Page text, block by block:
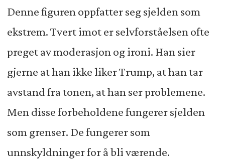
Denne figuren oppfatter seg sjelden som
ekstrem. Tvert imot er selvforståelsen ofte
preget av moderasjon og ironi. Han sier
gjerne at han ikke liker Trump, at han tar
avstand fra tonen, at han ser problemene.
Men disse forbeholdene fungerer sjelden
som grenser. De fungerer som
unnskyldninger for å bli værende.